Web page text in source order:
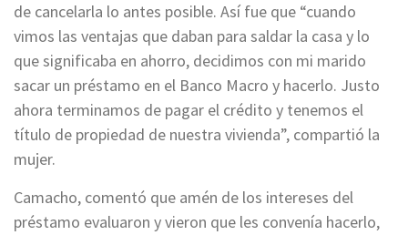
de cancelarla lo antes posible. Así fue que “cuando
vimos las ventajas que daban para saldar la casa y lo
que significaba en ahorro, decidimos con mi marido
sacar un préstamo en el Banco Macro y hacerlo. Justo
ahora terminamos de pagar el crédito y tenemos el
título de propiedad de nuestra vivienda”, compartió la
mujer.
Camacho, comentó que amén de los intereses del
préstamo evaluaron y vieron que les convenía hacerlo,